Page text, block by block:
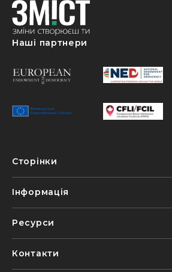
Наші партнери
Сторінки
Інформація
Ресурси
Контакти